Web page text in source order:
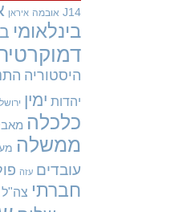
J14 אובמה איראן
בינלאומי
דמוקרטיה
היסטוריה
יהדות ימין ירושלים
כלכלה מאבק
ממשלה
עובדים עזה
חברתי צה"ל